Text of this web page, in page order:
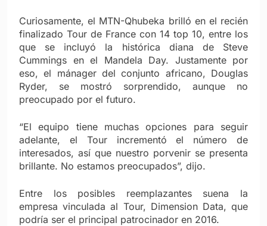
Curiosamente, el MTN-Qhubeka brilló en el recién
finalizado Tour de France con 14 top 10, entre los
que se incluyó la histórica diana de Steve
Cummings en el Mandela Day. Justamente por
eso, el mánager del conjunto africano, Douglas
Ryder, se mostró sorprendido, aunque no
preocupado por el futuro.
“El equipo tiene muchas opciones para seguir
adelante, el Tour incrementó el número de
interesados, así que nuestro porvenir se presenta
brillante. No estamos preocupados”, dijo.
Entre los posibles reemplazantes suena la
empresa vinculada al Tour, Dimension Data, que
podría ser el principal patrocinador en 2016.